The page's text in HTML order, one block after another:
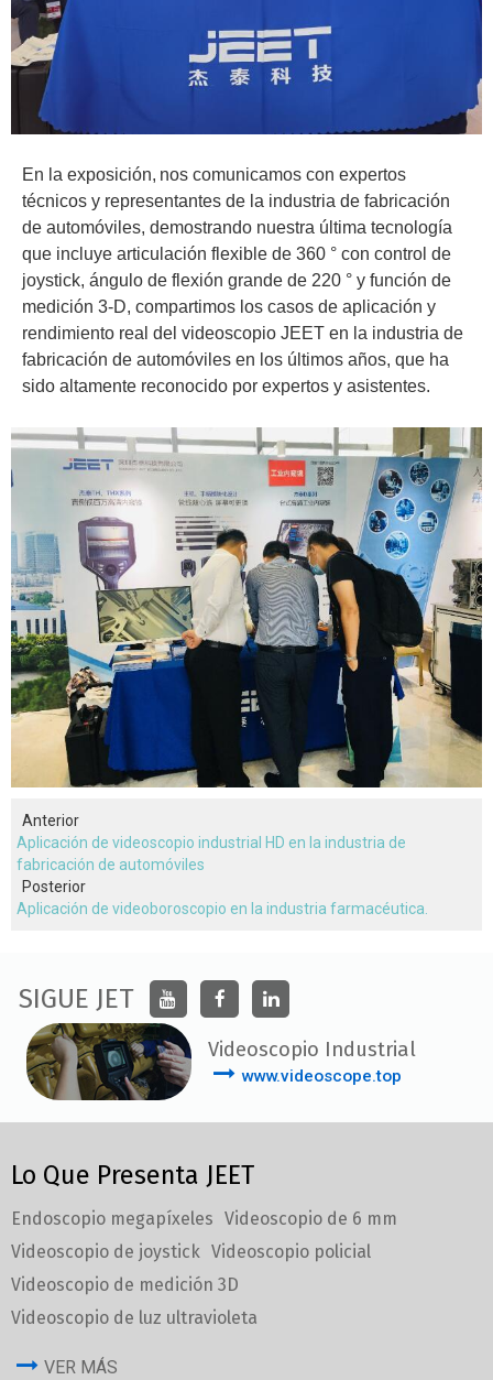
En la exposición, nos comunicamos con expertos
técnicos y representantes de la industria de fabricación
de automóviles, demostrando nuestra última tecnología
que incluye articulación flexible de 360 ° con control de
joystick, ángulo de flexión grande de 220 ° y función de
medición 3-D, compartimos los casos de aplicación y
rendimiento real del videoscopio JEET en la industria de
fabricación de automóviles en los últimos años, que ha
sido altamente reconocido por expertos y asistentes.
Anterior
Aplicación de videoscopio industrial HD en la industria de
fabricación de automóviles
Posterior
Aplicación de videoboroscopio en la industria farmacéutica.
SIGUE JET
Videoscopio Industrial
www.videoscope.top
Lo Que Presenta JEET
Endoscopio megapíxeles Videoscopio de 6 mm
Videoscopio de joystick Videoscopio policial
Videoscopio de medición 3D
Videoscopio de luz ultravioleta
VER MÁS